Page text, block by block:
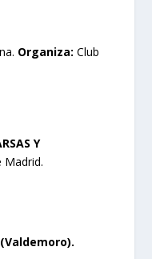
Organiza: Club
Y
Madrid.